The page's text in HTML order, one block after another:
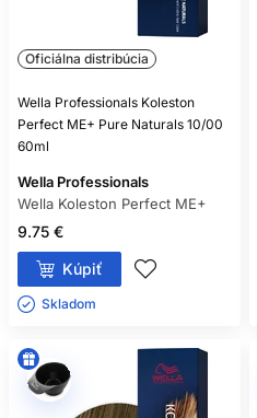
Oficiálna distribúcia
Wella Professionals Koleston
Perfect ME+ Pure Naturals 10/00
60ml
Wella Professionals
Wella Koleston Perfect ME+
9.75 €
Kúpiť
Skladom ㅤ